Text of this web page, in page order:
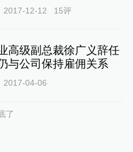
2017-12-12 15评
高级副总裁徐广义辞任
与公司保持雇佣关系
2017-04-06
了